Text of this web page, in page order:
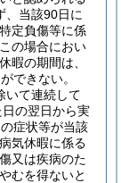
、当該90日に
定負傷等に係
この場合におい
暇の期間は、
できない。
いて連続して
の翌日から実
症状等が当該
気休暇に係る
又は疾病のた
むを得ないと